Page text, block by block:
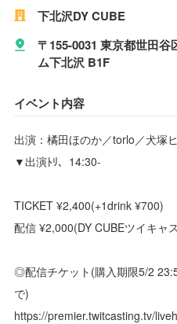
下北沢DY CUBE
〒155-0031 東京都世田
ム下北沢 B1F
イベント内容
出演：橘田ほのか／torlo／犬塚
▼出演ﾄﾘ、14:30-
TICKET ¥2,400(+1drink ¥700)
配信 ¥2,000(DY CUBEツイキャ
◎配信チケット(購入期限5/2
で)
https://premier.twitcasting.tv/